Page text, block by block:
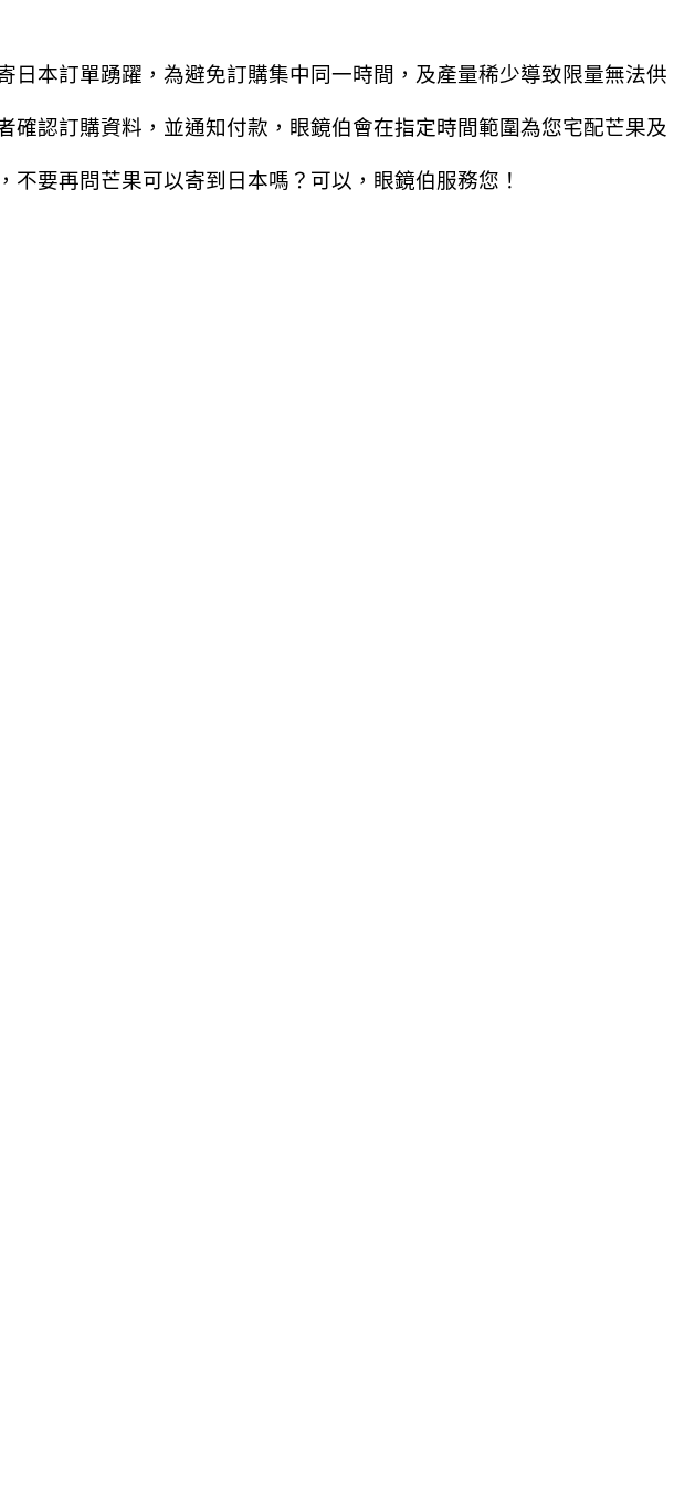
日本訂單踴躍，為避免訂購集中同一時間，及產量稀少導致限量無法供
認訂購資料，並通知付款，眼鏡伯會在指定時間範圍為您宅配芒果及
不要再問芒果可以寄到日本嗎？可以，眼鏡伯服務您！